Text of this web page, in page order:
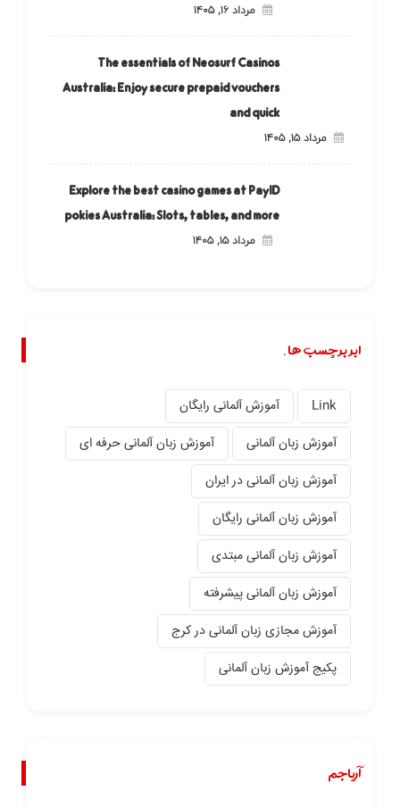
مرداد ۱۶, ۱۴۰۵
The essentials of Neosurf Casinos
Australia: Enjoy secure prepaid vouchers
and quick
مرداد ۱۵, ۱۴۰۵
Explore the best casino games at PayID
pokies Australia: Slots, tables, and more
مرداد ۱۵, ۱۴۰۵
ابر برچسب ها.
Link
آموزش آلمانی رایگان
آموزش زبان آلمانی
آموزش زبان آلمانی حرفه ای
آموزش زبان آلمانی در ایران
آموزش زبان آلمانی رایگان
آموزش زبان آلمانی مبتدی
آموزش زبان آلمانی پیشرفته
آموزش مجازی زبان آلمانی در کرج
پکیج آموزش زبان آلمانی
آریاجم